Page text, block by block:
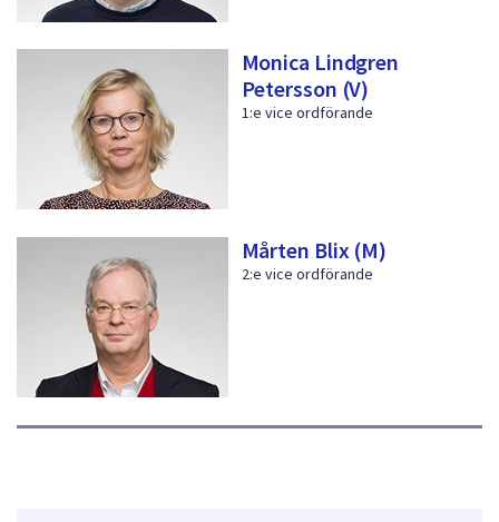
Monica Lindgren
Petersson (V)
1:e vice ordförande
Mårten Blix (M)
2:e vice ordförande